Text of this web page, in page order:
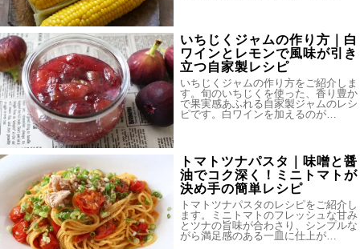
いちじくジャムの作り方｜白
ワインとレモンで風味が引き
立つ自家製レシピ
いちじくジャムの作り方をご紹介しま
す。旬のいちじくを使った、香り豊か
で果実感あふれる自家製ジャムのレシ
ピです。白ワインを加えるのが…
トマトツナパスタ｜味噌と醤
油でコク深く！ミニトマトが
決め手の簡単レシピ
トマトツナパスタのレシピをご紹介し
ます。ミニトマトのフレッシュな甘み
とツナの旨味が合わさり、シンプルな
がら満足感のある一皿に仕上が…